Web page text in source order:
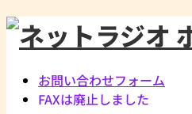
お問い合わせフォーム
FAXは廃止しました